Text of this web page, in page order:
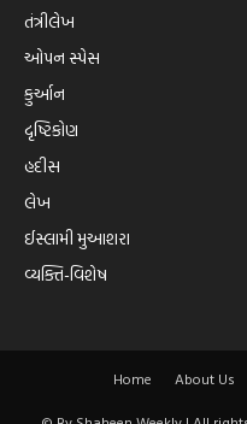
તંત્રીલેખ
ઓપન સ્પેસ
કુર્આન
દૃષ્ટિકોણ
હદીસ
લેખ
ઈસ્લામી મુઆશરા
વ્યક્તિ-વિશેષ
Home About Us